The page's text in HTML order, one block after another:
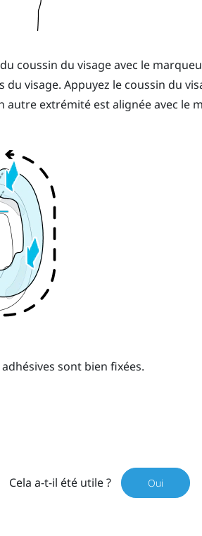
coussin du visage avec le
visage. Appuyez le coussin du
autre extrémité est alignée avec le
sont bien fixées.
Cela a-t-il été utile ? Oui